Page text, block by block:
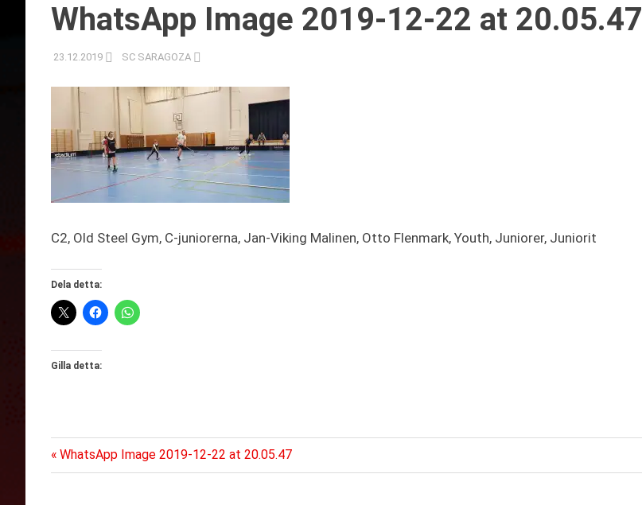
WhatsApp Image 2019-12-22 at 20.05.47
23.12.2019 SC SARAGOZA
C2, Old Steel Gym, C-juniorerna, Jan-Viking Malinen, Otto Flenmark, Youth, Juniorer, Juniorit
Dela detta:
Gilla detta:
Inläggsnavigering
Föregående
inlägg:
WhatsApp Image 2019-12-22 at 20.05.47